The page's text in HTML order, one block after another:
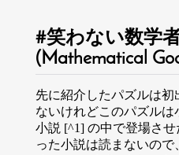
笑わない数学
(Mathematical
先に紹介したパズルは
ないけれどこのパズル
小説 [^1] の中で登場さ
った小説は読まないの